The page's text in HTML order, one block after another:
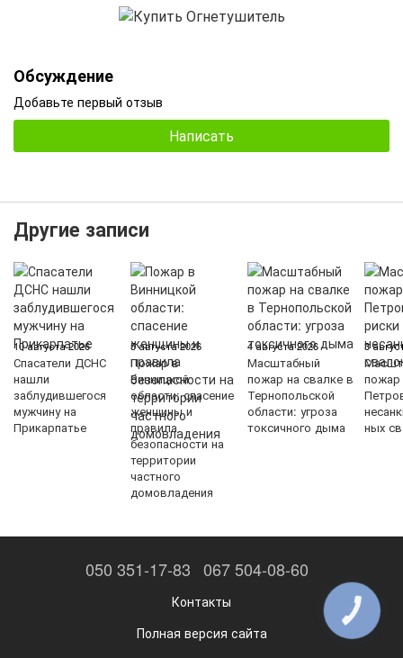
Обсуждение
Добавьте первый отзыв
Написать
Другие записи
10 августа 2026
Спасатели ДСНС
нашли
заблудившегося
мужчину на
Прикарпатье
5 августа 2026
Пожар в
Винницкой
области: спасение
женщины и
правила
безопасности на
территории
частного
домовладения
4 августа 2026
Масштабный
пожар на свалке в
Тернопольской
области: угроза
токсичного дыма
3
ных
050 351-17-83 067 504-08-60
Контакты
Полная версия сайта
КНОПКА
ЗВ'ЯЗКУ